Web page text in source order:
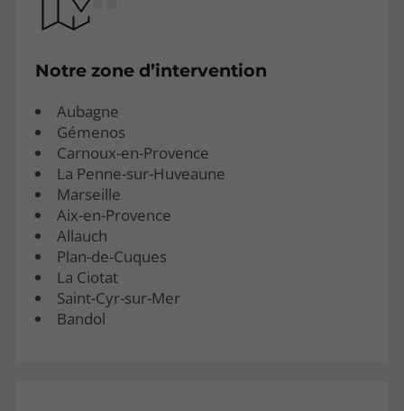
Notre zone d’intervention
Aubagne
Gémenos
Carnoux-en-Provence
La Penne-sur-Huveaune
Marseille
Aix-en-Provence
Allauch
Plan-de-Cuques
La Ciotat
Saint-Cyr-sur-Mer
Bandol